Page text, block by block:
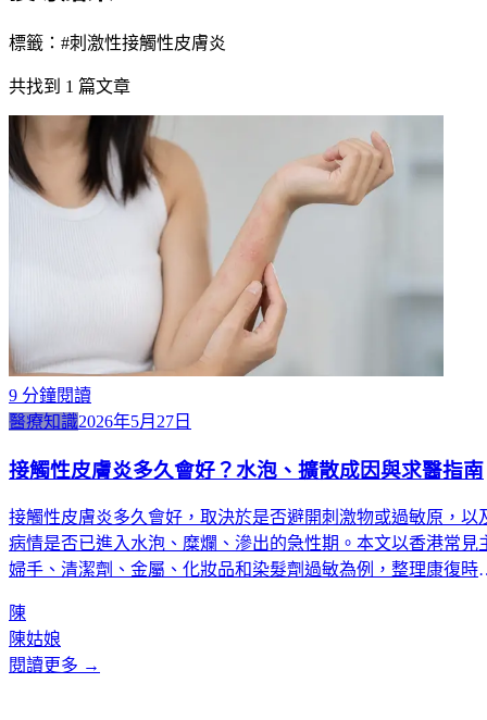
標籤：#刺激性接觸性皮膚炎
共找到 1 篇文章
9 分鐘閱讀
醫療知識2026年5月27日
接觸性皮膚炎多久會好？水泡、擴散成因與求醫指南
接觸性皮膚炎多久會好，取決於是否避開刺激物或過敏原，以
病情是否已進入水泡、糜爛、滲出的急性期。本文以香港常見
婦手、清潔劑、金屬、化妝品和染髮劑過敏為例，整理康復時
陳
陳姑娘
閱讀更多 →